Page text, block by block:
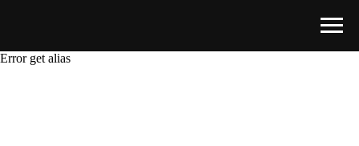
Error get alias